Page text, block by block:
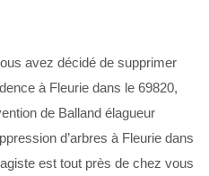
avez décidé de supprimer
à Fleurie dans le 69820,
de Balland élagueur
d’arbres à Fleurie dans
est tout près de chez vous